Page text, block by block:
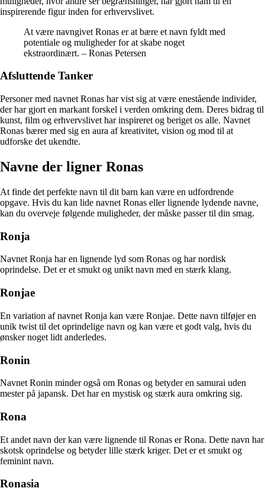
inspirerende figur inden for erhvervslivet.
At være navngivet Ronas er at bære et navn fyldt med
potentiale og muligheder for at skabe noget
ekstraordinært. – Ronas Petersen
Afsluttende Tanker
Personer med navnet Ronas har vist sig at være enestående individer,
der har gjort en markant forskel i verden omkring dem. Deres bidrag til
kunst, film og erhvervslivet har inspireret og beriget os alle. Navnet
Ronas bærer med sig en aura af kreativitet, vision og mod til at
udforske det ukendte.
Navne der ligner Ronas
At finde det perfekte navn til dit barn kan være en udfordrende
opgave. Hvis du kan lide navnet Ronas eller lignende lydende navne,
kan du overveje følgende muligheder, der måske passer til din smag.
Ronja
Navnet Ronja har en lignende lyd som Ronas og har nordisk
oprindelse. Det er et smukt og unikt navn med en stærk klang.
Ronjae
En variation af navnet Ronja kan være Ronjae. Dette navn tilføjer en
unik twist til det oprindelige navn og kan være et godt valg, hvis du
ønsker noget lidt anderledes.
Ronin
Navnet Ronin minder også om Ronas og betyder en samurai uden
mester på japansk. Det har en mystisk og stærk aura omkring sig.
Rona
Et andet navn der kan være lignende til Ronas er Rona. Dette navn har
skotsk oprindelse og betyder lille stærk kriger. Det er et smukt og
feminint navn.
Ronasia